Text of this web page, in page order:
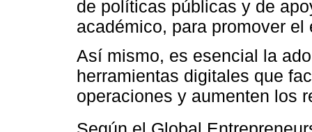
de políticas públicas y de
académico, para promover el
Así mismo, es esencial la
herramientas digitales que
operaciones y aumenten los